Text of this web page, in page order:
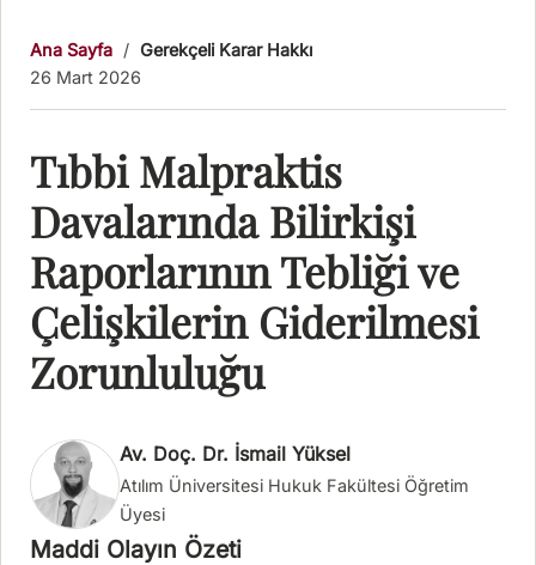
Ana Sayfa / Gerekçeli Karar Hakkı
26 Mart 2026
Tıbbi Malpraktis
Davalarında Bilirkişi
Raporlarının Tebliği ve
Çelişkilerin Giderilmesi
Zorunluluğu
Av. Doç. Dr. İsmail Yüksel
Atılım Üniversitesi Hukuk Fakültesi Öğretim
Üyesi
Maddi Olayın Özeti